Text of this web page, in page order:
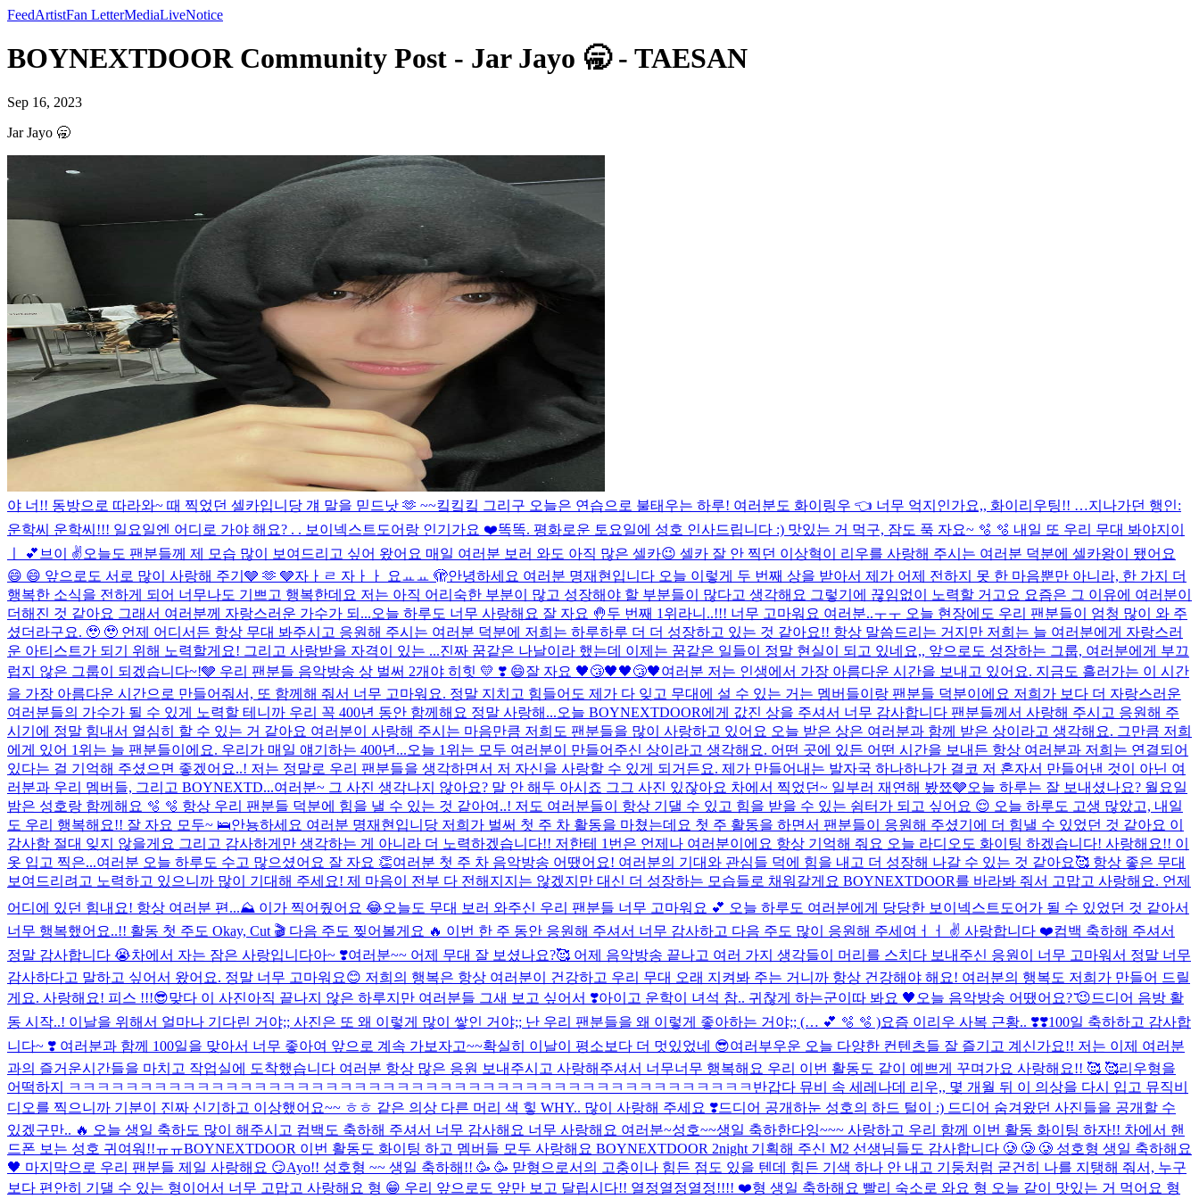
FeedArtistFan LetterMediaLiveNotice
BOYNEXTDOOR Community Post - Jar Jayo 🥱 - TAESAN
Sep 16, 2023
Jar Jayo 🥱
야 너!! 동방으로 따라와~ 때 찍었던 셀카입니당 걔 말을 믿드낫 🫶 ~~킼킼킼 그리구 오늘은 연습으로 불태우는 하루! 여러분도 화이링우 👈 너무 억지인가요,, 화이리우팅!! …지나가던 행인:
운학씨 운학씨!!! 일요일엔 어디로 가야 해요? . . 보이넥스트도어랑 인기가요 ❤️똑똑. 평화로운 토요일에 성호 인사드립니다 :) 맛있는 거 먹구, 잠도 푹 자요~ 🫧 🫧 내일 또 우리 무대 봐야지이
ㅣ 💕 브이 ✌️오늘도 팬분들께 제 모습 많이 보여드리고 싶어 왔어요 매일 여러분 보러 와도 아직 많은 셀카😉 셀카 잘 안 찍던 이상혁이 리우를 사랑해 주시는 여러분 덕분에 셀카왕이 됐어요
😄 😄 앞으로도 서로 많이 사랑해 주기🩶 🫶 🩶자ㅏㄹ 자ㅏㅏ 요ㅛㅛ 🫣안녕하세요 여러분 명재현입니다 오늘 이렇게 두 번째 상을 받아서 제가 어제 전하지 못 한 마음뿐만 아니라, 한 가지 더
행복한 소식을 전하게 되어 너무나도 기쁘고 행복한데요 저는 아직 어리숙한 부분이 많고 성장해야 할 부분들이 많다고 생각해요 그렇기에 끊임없이 노력할 거고요 요즘은 그 이유에 여러분이
더해진 것 같아요 그래서 여러분께 자랑스러운 가수가 되...오늘 하루도 너무 사랑해요 잘 자요 🤚두 번째 1위라니..!!! 너무 고마워요 여러분..ㅜㅜ 오늘 현장에도 우리 팬분들이 엄청 많이 와 주
셨더라구요. 🥹 🥹 언제 어디서든 항상 무대 봐주시고 응원해 주시는 여러분 덕분에 저희는 하루하루 더 더 성장하고 있는 것 같아요!! 항상 말씀드리는 거지만 저희는 늘 여러분에게 자랑스러
운 아티스트가 되기 위해 노력할게요! 그리고 사랑받을 자격이 있는 ...진짜 꿈같은 나날이라 했는데 이제는 꿈같은 일들이 정말 현실이 되고 있네요,, 앞으로도 성장하는 그룹, 여러분에게 부끄
럽지 않은 그룹이 되겠습니다~!🩶 우리 팬분들 음악방송 상 벌써 2개야 히힛 💛​ ❣️​ 😄​잘 자요 🖤😴🖤🖤😴🖤여러분 저는 인생에서 가장 아름다운 시간을 보내고 있어요. 지금도 흘러가는 이 시간
을 가장 아름다운 시간으로 만들어줘서, 또 함께해 줘서 너무 고마워요. 정말 지치고 힘들어도 제가 다 잊고 무대에 설 수 있는 거는 멤버들이랑 팬분들 덕분이에요 저희가 보다 더 자랑스러운
여러분들의 가수가 될 수 있게 노력할 테니까 우리 꼭 400년 동안 함께해요 정말 사랑해...오늘 BOYNEXTDOOR에게 값진 상을 주셔서 너무 감사합니다 팬분들께서 사랑해 주시고 응원해 주
시기에 정말 힘내서 열심히 할 수 있는 거 같아요 여러분이 사랑해 주시는 마음만큼 저희도 팬분들을 많이 사랑하고 있어요 오늘 받은 상은 여러분과 함께 받은 상이라고 생각해요. 그만큼 저희
에게 있어 1위는 늘 팬분들이에요. 우리가 매일 얘기하는 400년...오늘 1위는 모두 여러분이 만들어주신 상이라고 생각해요. 어떤 곳에 있든 어떤 시간을 보내든 항상 여러분과 저희는 연결되어
있다는 걸 기억해 주셨으면 좋겠어요..! 저는 정말로 우리 팬분들을 생각하면서 저 자신을 사랑할 수 있게 되거든요. 제가 만들어내는 발자국 하나하나가 결코 저 혼자서 만들어낸 것이 아닌 여
러분과 우리 멤버들, 그리고 BOYNEXTD...여러분~ 그 사진 생각나지 않아요? 말 안 해두 아시죠 그그 사진 있잖아요 차에서 찍었던~ 일부러 재연해 봤쬬🩶오늘 하루는 잘 보내셨나요? 월요일
밤은 성호랑 함께해요 🫧 🫧 항상 우리 팬분들 덕분에 힘을 낼 수 있는 것 같아여..! 저도 여러분들이 항상 기댈 수 있고 힘을 받을 수 있는 쉼터가 되고 싶어요 😌 오늘 하루도 고생 많았고, 내일
도 우리 행복해요!! 잘 자요 모두~ 🛌안뇽하세요 여러분 명재현입니당 저희가 벌써 첫 주 차 활동을 마쳤는데요 첫 주 활동을 하면서 팬분들이 응원해 주셨기에 더 힘낼 수 있었던 것 같아요 이
감사함 절대 잊지 않을게요 그리고 감사하게만 생각하는 게 아니라 더 노력하겠습니다!! 저한테 1번은 언제나 여러분이에요 항상 기억해 줘요 오늘 라디오도 화이팅 하겠습니다! 사랑해요!! 이
옷 입고 찍은...여러분 오늘 하루도 수고 많으셨어요 잘 자요 👏여러분 첫 주 차 음악방송 어땠어요! 여러분의 기대와 관심들 덕에 힘을 내고 더 성장해 나갈 수 있는 것 같아요🥰 항상 좋은 무대
보여드리려고 노력하고 있으니까 많이 기대해 주세요! 제 마음이 전부 다 전해지지는 않겠지만 대신 더 성장하는 모습들로 채워갈게요 BOYNEXTDOOR를 바라봐 줘서 고맙고 사랑해요. 언제
어디에 있던 힘내요! 항상 여러분 편...⛰️ 이가 찍어줬어요 😂오늘도 무대 보러 와주신 우리 팬분들 너무 고마워요 💕 오늘 하루도 여러분에게 당당한 보이넥스트도어가 될 수 있었던 것 같아서
너무 행복했어요..!! 활동 첫 주도 Okay, Cut 🎬 다음 주도 찢어볼게요 🔥 이번 한 주 동안 응원해 주셔서 너무 감사하고 다음 주도 많이 응원해 주세여ㅓㅓ ✌️ 사랑합니다 ❤️컴백 축하해 주셔서
정말 감사합니다 😭차에서 자는 잠은 사랑입니다아~ ❣️여러분~~ 어제 무대 잘 보셨나요?🥰 어제 음악방송 끝나고 여러 가지 생각들이 머리를 스치다 보내주신 응원이 너무 고마워서 정말 너무
감사하다고 말하고 싶어서 왔어요. 정말 너무 고마워요😊 저희의 행복은 항상 여러분이 건강하고 우리 무대 오래 지켜봐 주는 거니까 항상 건강해야 해요! 여러분의 행복도 저희가 만들어 드릴
게요. 사랑해요! 피스 !!!😎맞다 이 사진아직 끝나지 않은 하루지만 여러분들 그새 보고 싶어서 ❣️아이고 운학이 녀석 참.. 귀찮게 하는군이따 봐요 🖤 오늘 음악방송 어땠어요? ̆̈😉드디어 음방 활
동 시작..! 이날을 위해서 얼마나 기다린 거야;; 사진은 또 왜 이렇게 많이 쌓인 거야;; 난 우리 팬분들을 왜 이렇게 좋아하는 거야;; (… 💕 🫧 🫧 )요즘 이리우 사복 근황.. ❣️❣️100일 축하하고 감사합
니다~ ❣️ 여러분과 함께 100일을 맞아서 너무 좋아여 앞으로 계속 가보자고~~확실히 이날이 평소보다 더 멋있었네 😎여러부우운 오늘 다양한 컨텐츠들 잘 즐기고 계신가요!! 저는 이제 여러분
과의 즐거운시간들을 마치고 작업실에 도착했습니다 여러분 항상 많은 응원 보내주시고 사랑해주셔서 너무너무 행복해요 우리 이번 활동도 같이 예쁘게 꾸며가요 사랑해요!! 🥰 🥰리우형을
어떡하지 ㅋㅋㅋㅋㅋㅋㅋㅋㅋㅋㅋㅋㅋㅋㅋㅋㅋㅋㅋㅋㅋㅋㅋㅋㅋㅋㅋㅋㅋㅋㅋㅋㅋㅋㅋㅋㅋㅋㅋㅋㅋㅋㅋㅋㅋㅋㅋㅋ 반갑다 뮤비 속 세레나데 리우,, 몇 개월 뒤 이 의상을 다시 입고 뮤직비
디오를 찍으니까 기분이 진짜 신기하고 이상했어요~~ ㅎㅎ 같은 의상 다른 머리 색 힣 WHY.. 많이 사랑해 주세요 ❣️드디어 공개하눈 성호의 하드 털이 :) 드디어 숨겨왔던 사진들을 공개할 수
있겠구만.. 🔥 오늘 생일 축하도 많이 해주시고 컴백도 축하해 주셔서 너무 감사해요 너무 사랑해요 여러분~성호~~생일 축하한다잉~~~ 사랑하고 우리 함께 이번 활동 화이팅 하자!! 차에서 핸
드폰 보는 성호 귀여워!!ㅠㅠBOYNEXTDOOR 이번 활동도 화이팅 하고 멤버들 모두 사랑해요 BOYNEXTDOOR 2night 기획해 주신 M2 선생님들도 감사합니다 🥲 🥲 🥲 성호형 생일 축하해요
🖤 마지막으로 우리 팬분들 제일 사랑해요 😏Ayo!! 성호형 ~~ 생일 축하해!! 🥳 🥳 맏형으로서의 고충이나 힘든 점도 있을 텐데 힘든 기색 하나 안 내고 기둥처럼 굳건히 나를 지탱해 줘서, 누구
보다 편안히 기댈 수 있는 형이어서 너무 고맙고 사랑해요 형 😁 우리 앞으로도 앞만 보고 달립시다!! 열정열정열정!!!! ❤️형 생일 축하해요 빨리 숙소로 와요 형 오늘 같이 맛있는 거 먹어요 형